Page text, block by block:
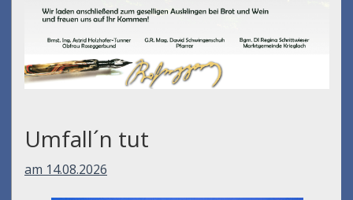
Umfall´n tut
am 14.08.2026